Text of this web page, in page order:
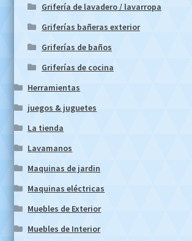
Grifería de lavadero / lavarropa
Griferías bañeras exterior
Griferías de baños
Griferías de cocina
Herramientas
juegos & juguetes
La tienda
Lavamanos
Maquinas de jardin
Maquinas eléctricas
Muebles de Exterior
Muebles de Interior